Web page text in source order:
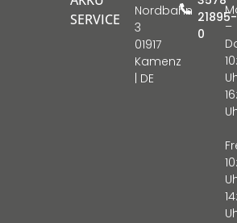
SERVICE
Nordbahn
3
01917
Kamenz
| DE
21895-
0
–